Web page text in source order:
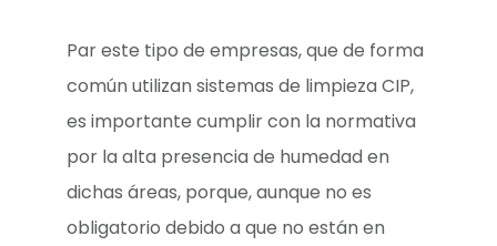
Par este tipo de empresas, que de forma
común utilizan sistemas de limpieza CIP,
es importante cumplir con la normativa
por la alta presencia de humedad en
dichas áreas, porque, aunque no es
obligatorio debido a que no están en